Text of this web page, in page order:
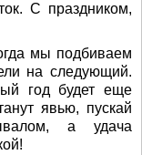
С праздником,
мы подбиваем
на следующий.
год будет еще
явью, пускай
а удача